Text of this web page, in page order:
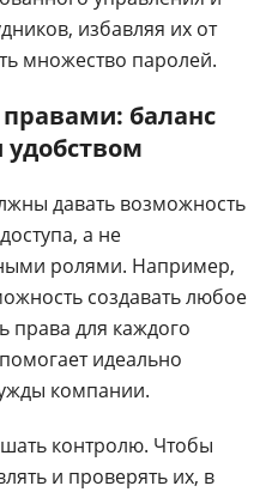
избавляя их от
множество паролей.
баланс
давать возможность
а не
ролями. Например,
создавать любое
права для каждого
идеально
компании.
контролю. Чтобы
и проверять их, в